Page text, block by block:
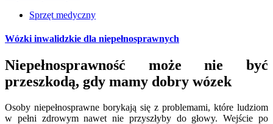
Sprzęt medyczny
Wózki inwalidzkie dla niepełnosprawnych
Niepełnosprawność może nie być
przeszkodą, gdy mamy dobry wózek
Osoby niepełnosprawne borykają się z problemami, które ludziom
w pełni zdrowym nawet nie przyszłyby do głowy. Wejście po